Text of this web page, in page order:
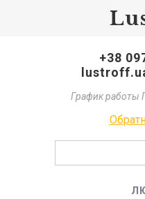
+38
График работы